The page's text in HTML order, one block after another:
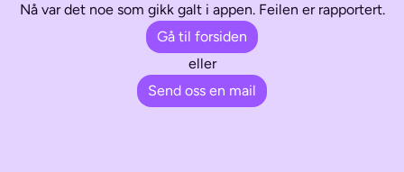
Nå var det noe som gikk galt i appen. Feilen er rapportert.
Gå til forsiden
eller
Send oss en mail